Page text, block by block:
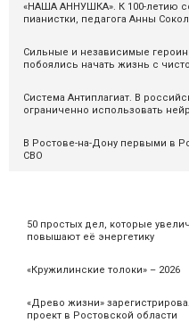
50 простых дел, которые
повышают её энергетику
«Кружилинские толоки» – 2026
«Древо жизни»
проект в Ростовской области
«НАША АННУШКА». К 100-летию
пианистки, педагога Анны
Сильные и независимые
побоялись начать жизнь с
Система Антиплагиат. В
ограниченно использовать
В Ростове-на-Дону первыми в
СВО